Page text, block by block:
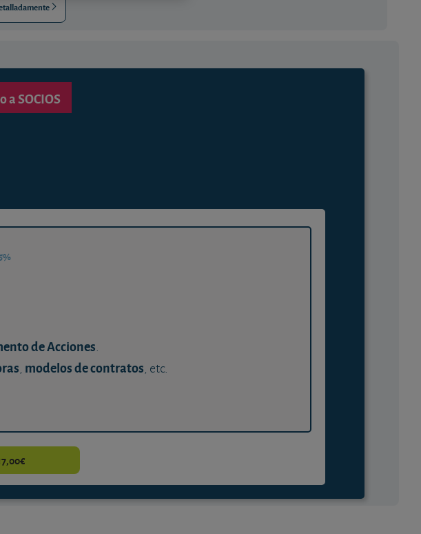
SOCIOS
de Acciones.
, modelos de contratos, etc.